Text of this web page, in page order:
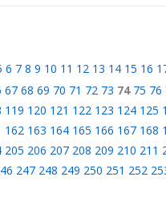
6 7 8 9 10 11 12 13 14 15 16
67 68 69 70 71 72 73 74 75 76
119 120 121 122 123 124 125
162 163 164 165 166 167 168
205 206 207 208 209 210 211
247 248 249 250 251 252